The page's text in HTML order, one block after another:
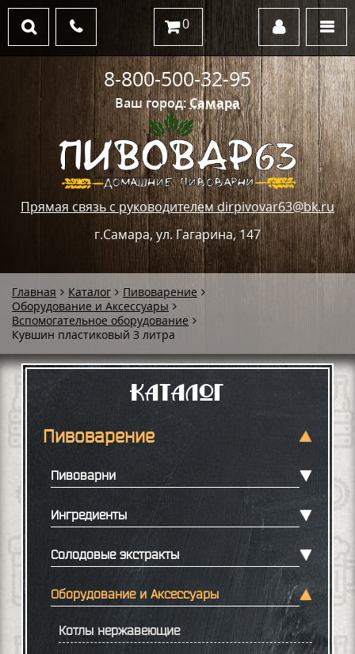
Ваш город:Самара
Прямая связь с руководителем dirpivovar63@bk.ru
г.Самара, ул. Гагарина, 147
8-800-500-32-95
0
Главная Каталог
Пивоварение
Оборудование и Аксессуары
Вспомогательное оборудование
Кувшин пластиковый 3 литра
Каталог
Пивоварение
Пивоварни
Ингредиенты
Солодовые экстракты
Оборудование и Аксессуары
Котлы нержавеющие